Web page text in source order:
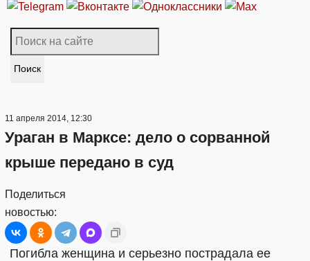
Поиск
11 апреля 2014, 12:30
Ураган в Марксе: дело о сорванной
крыше передано в суд
Поделиться
новостью:
Погибла женщина и серьезно пострадала ее